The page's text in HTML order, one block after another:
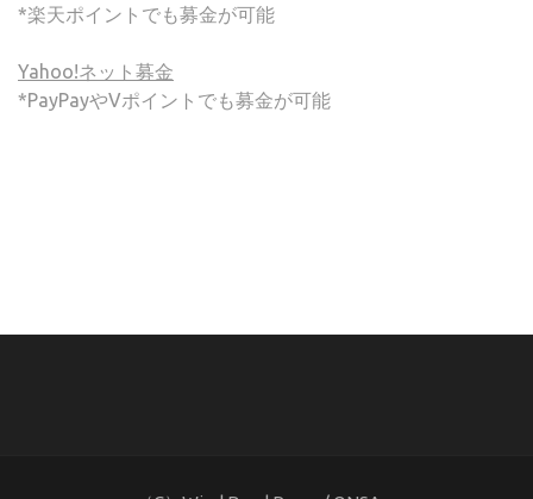
*楽天ポイントでも募金が可能
Yahoo!ネット募金
*PayPayやVポイントでも募金が可能